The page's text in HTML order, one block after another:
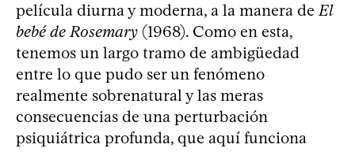
película diurna y moderna, a la manera deEl
bebé de Rosemary (1968). Como en esta,
tenemos un largo tramo de ambigüedad
entre lo que pudo ser un fenómeno
realmente sobrenatural y las meras
consecuencias de una perturbación
psiquiátrica profunda, que aquí funciona